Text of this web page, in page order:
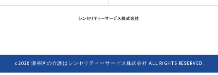
c 2026 瀬谷区の介護はシンセリティーサービス株式会社 ALL RIGHTS RESERVED.